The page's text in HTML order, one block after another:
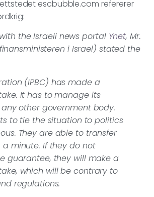
escbubble.com refererer
the Israeli news portal Ynet, Mr.
i Israel) stated the
(IPBC) has made a
It has to manage its
other government body.
to tie the situation to politics
They are able to transfer
a minute. If they do not
guarantee, they will make a
which will be contrary to
regulations.